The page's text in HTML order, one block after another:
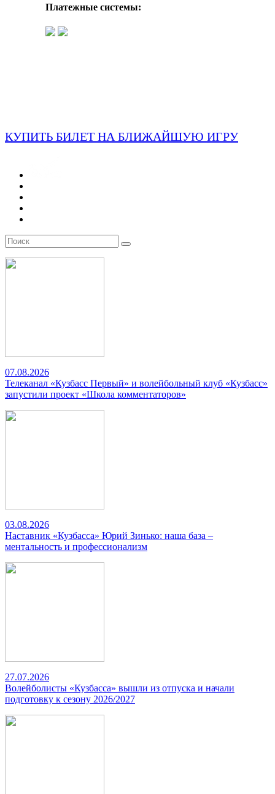
Платежные системы:
КУПИТЬ БИЛЕТ НА БЛИЖАЙШУЮ ИГРУ
07.08.2026
Телеканал «Кузбасс Первый» и волейбольный клуб «Кузбасс»
запустили проект «Школа комментаторов»
03.08.2026
Наставник «Кузбасса» Юрий Зинько: наша база –
ментальность и профессионализм
27.07.2026
Волейболисты «Кузбасса» вышли из отпуска и начали
подготовку к сезону 2026/2027